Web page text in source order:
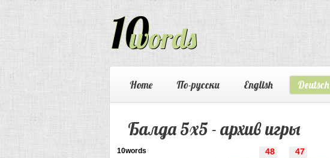
Home По-русски English Deutsch
Балда 5х5 - архив игры
10words 48 47